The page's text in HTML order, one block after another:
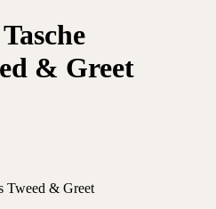
& Greet
Tweed & Greet